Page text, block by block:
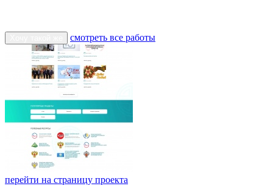
смотреть все работы
перейти на страницу проекта